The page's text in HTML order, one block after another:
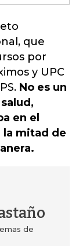
que
por
y UPC
. No es un
en el
la mitad de
de